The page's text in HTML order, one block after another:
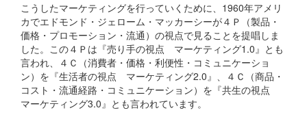
こうしたマーケティングを行っていくために、1960年アメリ
カでエドモンド・ジェローム・マッカーシーが４Ｐ（製品・
価格・プロモーション・流通）の視点で見ることを提唱しま
した。この４Ｐは『売り手の視点 マーケティング1.0』とも
言われ、４Ｃ（消費者・価格・利便性・コミュニケーショ
ン）を『生活者の視点 マーケティング2.0』、４Ｃ（商品・
コスト・流通経路・コミュニケーション）を『共生の視点
マーケティング3.0』とも言われています。